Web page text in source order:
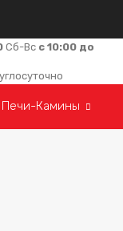
Сб-Вс с 10:00 до
Печи-Камины